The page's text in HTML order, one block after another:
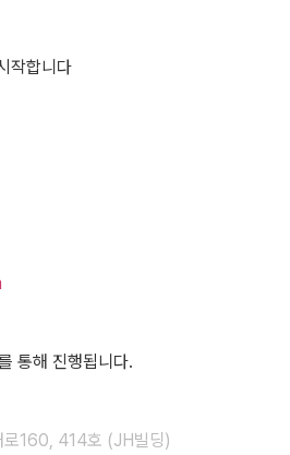
작합니다
통해 진행됩니다.
로160, 414호 (JH빌딩)